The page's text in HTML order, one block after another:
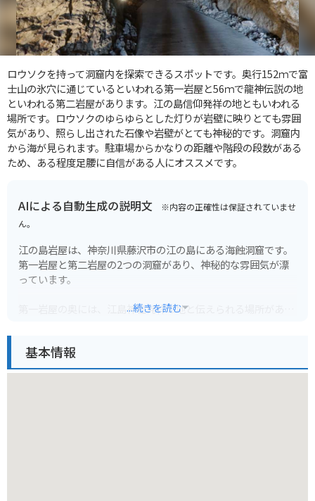
ロウソクを持って洞窟内を探索できるスポットです。奥行152ｍで富
士山の氷穴に通じているといわれる第一岩屋と56ｍで龍神伝説の地
といわれる第二岩屋があります。江の島信仰発祥の地ともいわれる
場所です。ロウソクのゆらゆらとした灯りが岩壁に映りとても雰囲
気があり、照らし出された石像や岩壁がとても神秘的です。洞窟内
から海が見られます。駐車場からかなりの距離や階段の段数がある
ため、ある程度足腰に自信がある人にオススメです。
AIによる自動生成の説明文 ※内容の正確性は保証されていませ
ん。
江の島岩屋は、神奈川県藤沢市の江の島にある海蝕洞窟です。
第一岩屋と第二岩屋の2つの洞窟があり、神秘的な雰囲気が漂
っています。
第一岩屋の奥には、江島神社発祥の地と伝えられる場所があ
によってできた複雑な地形が特徴で、自然の力強さを感じられ
ます。
...続きを読む
基本情報